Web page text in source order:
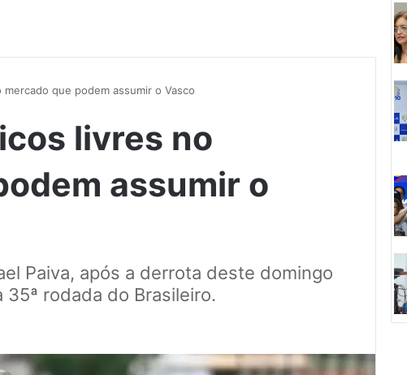
que podem assumir o Vasco
livres no
assumir o
Paiva, após a derrota deste domingo
rodada do Brasileiro.